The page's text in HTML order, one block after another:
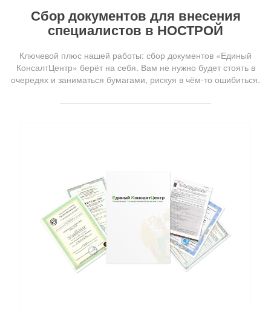
Сбор документов для внесения
специалистов в НОСТРОЙ
Ключевой плюс нашей работы: сбор документов «Единый
КонсалтЦентр» берёт на себя. Вам не нужно будет стоять в
очередях и заниматься бумагами, рискуя в чём-то ошибиться.